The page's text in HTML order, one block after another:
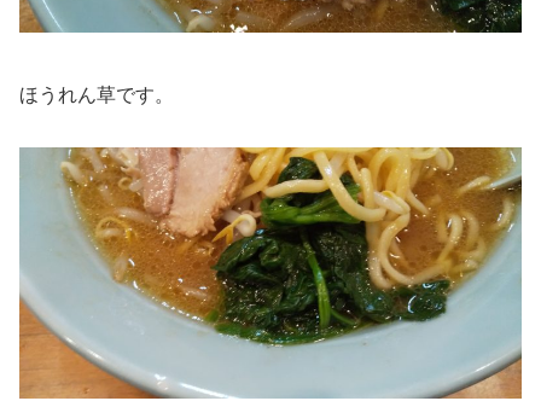
ほうれん草です。